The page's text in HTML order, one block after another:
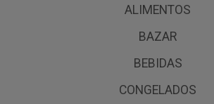
ALIMENTOS
BAZAR
BEBIDAS
CONGELADOS